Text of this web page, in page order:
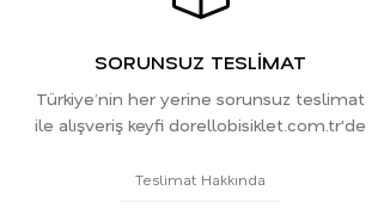
SORUNSUZ TESLİMAT
Türkiye’nin her yerine sorunsuz teslimat
ile alışveriş keyfi dorellobisiklet.com.tr'de
Teslimat Hakkında